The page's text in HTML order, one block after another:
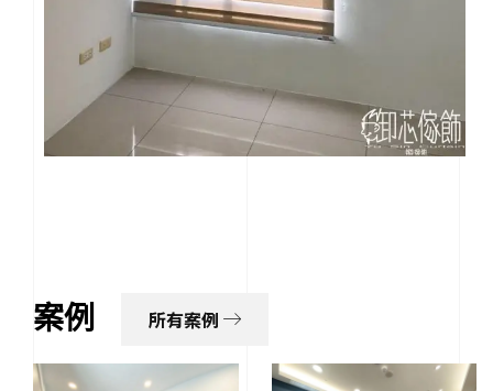
案例 所有案例